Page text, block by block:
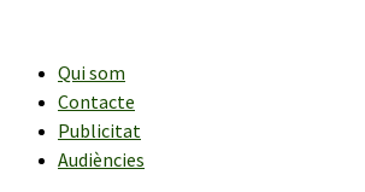
contingutQui som
Contacte
Publicitat
Audiències